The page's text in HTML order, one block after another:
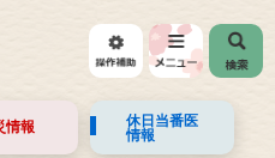
情報
休日当番医
情報